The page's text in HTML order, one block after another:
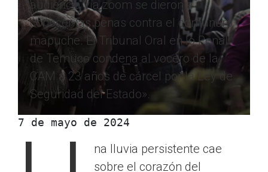
audiencia vía zoom se dieron a
conocer las penas contra el comunero
mapuche. El Tribunal Oral en lo Penal
de Temuco condena al vocero de la
CAM a 23 años de cárcel por la Ley de
Seguridad del Estado».
7 de mayo de 2024
na lluvia persistente cae
sobre el corazón del